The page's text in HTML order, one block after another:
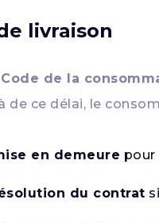
livraison
de la
de ce délai, le
en demeure pour
du contrat